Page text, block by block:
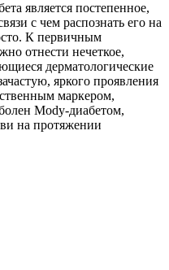
является постепенное,
с чем распознать его на
К первичным
отнести нечеткое,
дерматологические
яркого проявления
маркером,
Mody-диабетом,
на протяжении